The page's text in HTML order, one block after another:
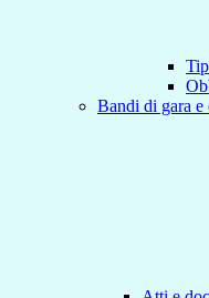
Bandi di gara e